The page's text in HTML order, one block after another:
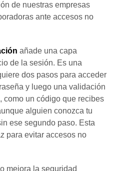
de nuestras empresas
ante accesos no
añade una capa
de la sesión. Es una
dos pasos para acceder
y luego una validación
como un código que recibes
alguien conozca tu
ese segundo paso. Esta
para evitar accesos no
mejora la seguridad